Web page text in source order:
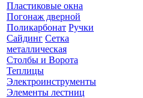
Пластиковые окна
Погонаж дверной
Поликарбонат Ручки
Сайдинг Сетка
металлическая
Столбы и Ворота
Теплицы
Электроинструменты
Элементы лестниц